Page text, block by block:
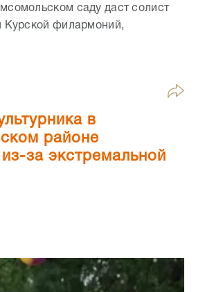
саду даст солист
Курской филармоний,
в
районе
за экстремальной